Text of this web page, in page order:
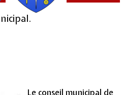
Le conseil municipal de